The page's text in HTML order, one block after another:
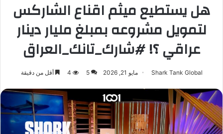
هل يستطيع ميثم اقناع الشاركس
لتمويل مشروعه بمبلغ مليار دينار
عراقي ؟! #شارك_تانك_العراق
Shark Tank Global مايو 21, 2026 5
4 أقل من دقيقة